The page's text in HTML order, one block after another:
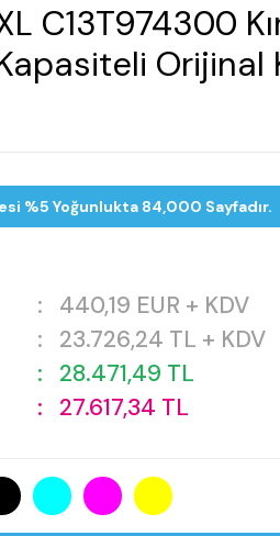
C13T974300
Orijinal
%5 Yoğunlukta 84,000 Sayfadır.
: 440,19 EUR + KDV
: 23.726,24 TL + KDV
: 28.471,49 TL
: 27.617,34 TL